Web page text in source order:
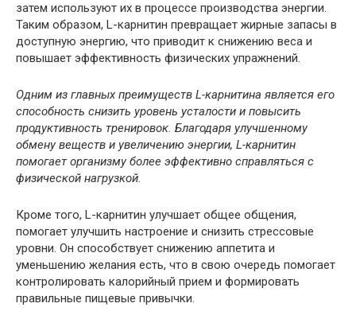
затем используют их в процессе производства энергии.
Таким образом, L-карнитин превращает жирные запасы в
доступную энергию, что приводит к снижению веса и
повышает эффективность физических упражнений.
Одним из главных преимуществ L-карнитина является его
способность снизить уровень усталости и повысить
продуктивность тренировок. Благодаря улучшенному
обмену веществ и увеличению энергии, L-карнитин
помогает организму более эффективно справляться с
физической нагрузкой.
Кроме того, L-карнитин улучшает общее общения,
помогает улучшить настроение и снизить стрессовые
уровни. Он способствует снижению аппетита и
уменьшению желания есть, что в свою очередь помогает
контролировать калорийный прием и формировать
правильные пищевые привычки.